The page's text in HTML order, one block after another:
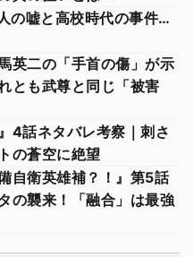
の嘘と高校時代の事件…
英二の「手首の傷」が示
とも武尊と同じ「被害
4話ネタバレ考察｜刺さ
の蒼空に絶望
自衛英雄補？！』第5話
の襲来！「融合」は最強